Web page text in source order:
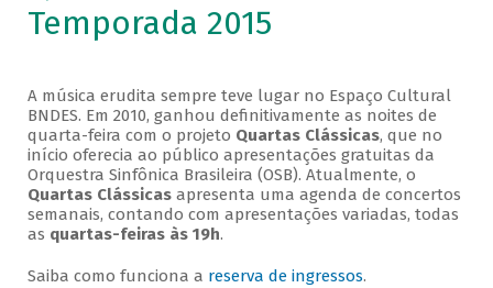
Temporada 2015
A música erudita sempre teve lugar no Espaço Cultural
BNDES. Em 2010, ganhou definitivamente as noites de
quarta-feira com o projeto Quartas Clássicas, que no
início oferecia ao público apresentações gratuitas da
Orquestra Sinfônica Brasileira (OSB). Atualmente, o
Quartas Clássicasapresenta uma agenda de concertos
semanais, contando com apresentações variadas, todas
as quartas-feiras às 19h.
Saiba como funciona a reserva de ingressos.